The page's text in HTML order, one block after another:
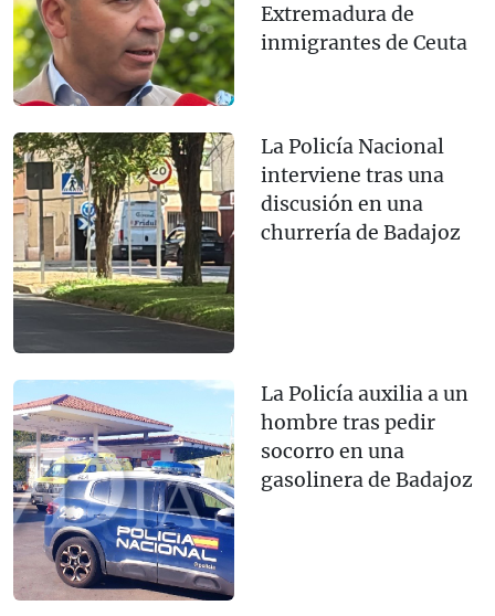
Extremadura de
inmigrantes de Ceuta
La Policía Nacional
interviene tras una
discusión en una
churrería de Badajoz
La Policía auxilia a un
hombre tras pedir
socorro en una
gasolinera de Badajoz